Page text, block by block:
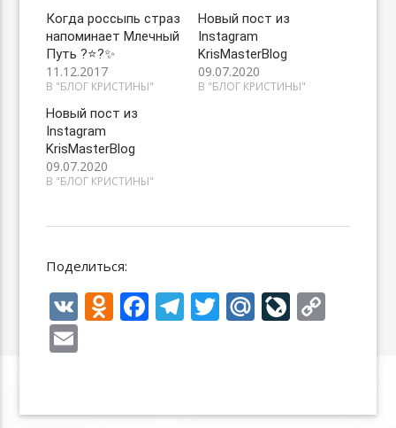
Когда россыпь страз
напоминает Млечный
Путь ?⭐️?✨
11.12.2017
В "БЛОГ КРИСТИНЫ"
Новый пост из
Instagram
KrisMasterBlog
09.07.2020
В "БЛОГ КРИСТИНЫ"
Новый пост из
Instagram
KrisMasterBlog
09.07.2020
В "БЛОГ КРИСТИНЫ"
Поделиться:
V O
kl
F
o
T
a
T M
u
Li
u Li